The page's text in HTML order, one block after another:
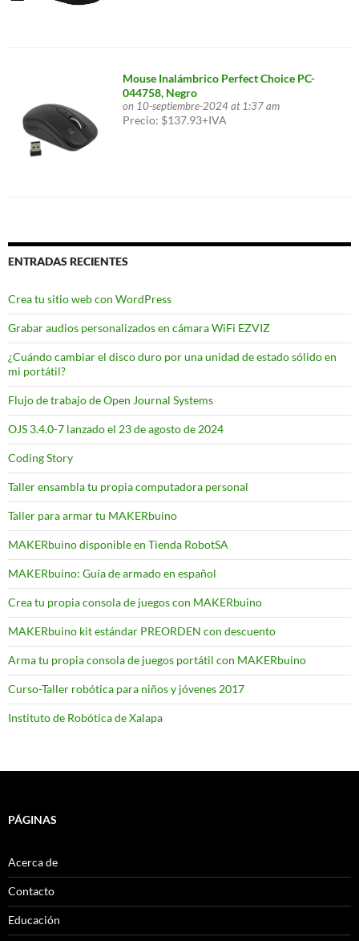
Mouse Inalámbrico Perfect Choice PC-
044758, Negro
on 10-septiembre-2024 at 1:37 am
Precio: $137.93+IVA
ENTRADAS RECIENTES
Crea tu sitio web con WordPress
Grabar audios personalizados en cámara WiFi EZVIZ
¿Cuándo cambiar el disco duro por una unidad de estado sólido en
mi portátil?
Flujo de trabajo de Open Journal Systems
OJS 3.4.0-7 lanzado el 23 de agosto de 2024
Coding Story
Taller ensambla tu propia computadora personal
Taller para armar tu MAKERbuino
MAKERbuino disponible en Tienda RobotSA
MAKERbuino: Guía de armado en español
Crea tu propia consola de juegos con MAKERbuino
MAKERbuino kit estándar PREORDEN con descuento
Arma tu propia consola de juegos portátil con MAKERbuino
Curso-Taller robótica para niños y jóvenes 2017
Instituto de Robótica de Xalapa
PÁGINAS
Acerca de
Contacto
Educación